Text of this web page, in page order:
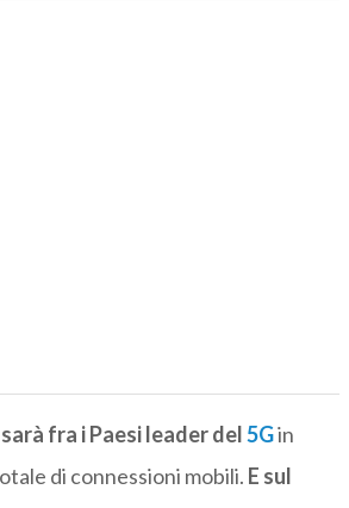
fra i Paesi leader del5Gin
di connessioni mobili. E sul